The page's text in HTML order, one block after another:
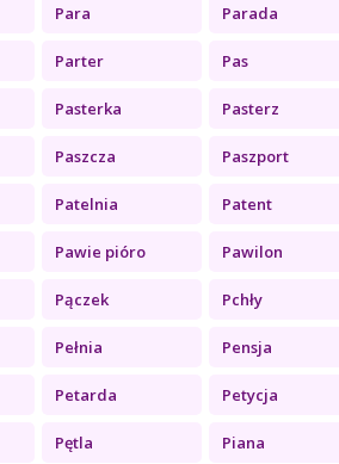
Para Parada
Parter Pas
Pasterka Pasterz
Paszcza Paszport
Patelnia Patent
Pawie pióro Pawilon
Pączek Pchły
Pełnia Pensja
Petarda Petycja
Pętla Piana